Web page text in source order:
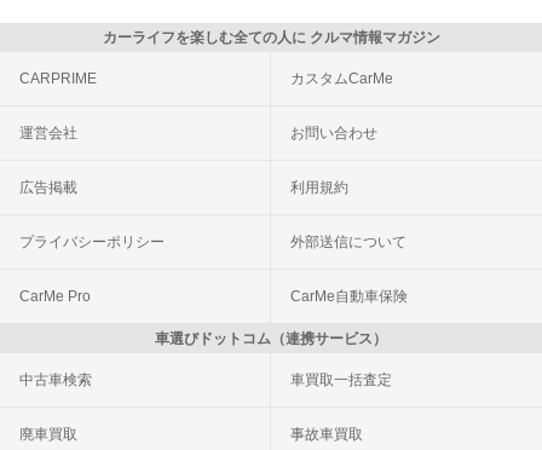
カーライフを楽しむ全ての人に クルマ情報マガジン
CARPRIME カスタムCarMe
運営会社 お問い合わせ
広告掲載 利用規約
プライバシーポリシー 外部送信について
CarMe Pro CarMe自動車保険
車選びドットコム（連携サービス）
中古車検索 車買取一括査定
廃車買取 事故車買取